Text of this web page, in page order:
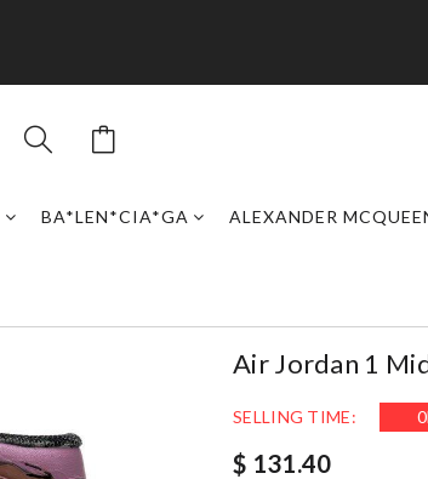
BA*LEN*CIA*GA ALEXANDER
Air Jordan 1
SELLING TIME: 0
$ 131.40